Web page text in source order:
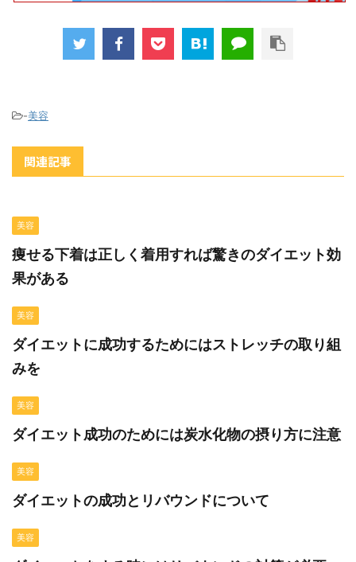
-美容
関連記事
美容
痩せる下着は正しく着用すれば驚きのダイエット効
果がある
美容
ダイエットに成功するためにはストレッチの取り組
みを
美容
ダイエット成功のためには炭水化物の摂り方に注意
美容
ダイエットの成功とリバウンドについて
美容